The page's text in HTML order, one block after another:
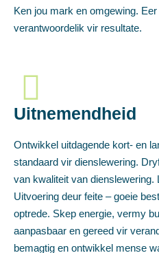
Ken jou mark en omgewing.
verantwoordelik vir resultate.
Uitnemendheid
Ontwikkel uitdagende kort- en
standaard vir dienslewering.
van kwaliteit van dienslewering.
Uitvoering deur feite – goeie
optrede. Skep energie, vermy
aanpasbaar en gereed vir
bemagtig en ontwikkel mense